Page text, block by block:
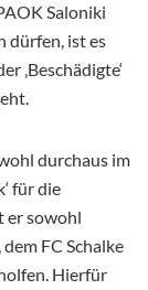
Saloniki
dürfen, ist es
‚Beschädigte‘
durchaus im
für die
er sowohl
FC Schalke
Hierfür